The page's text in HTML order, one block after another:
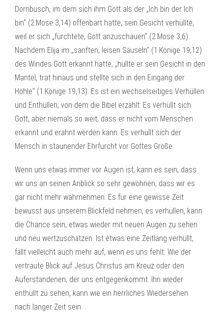
Dornbusch, im dem sich ihm Gott als der „Ich bin der Ich
bin“ (2.Mose 3,14) offenbart hatte, sein Gesicht verhüllte,
weil er sich „fürchtete, Gott anzuschauen“ (2.Mose 3,6).
Nachdem Elija im „sanften, leisen Säuseln“ (1.Könige 19,12)
des Windes Gott erkannt hatte, „hüllte er sein Gesicht in den
Mantel, trat hinaus und stellte sich in den Eingang der
Höhle“ (1.Könige 19,13). Es ist ein wechselseitiges Verhüllen
und Enthüllen, von dem die Bibel erzählt: Es verhüllt sich
Gott, aber niemals so weit, dass er nicht vom Menschen
erkannt und erahnt werden kann. Es verhüllt sich der
Mensch in staunender Ehrfurcht vor Gottes Größe.
Wenn uns etwas immer vor Augen ist, kann es sein, dass
wir uns an seinen Anblick so sehr gewöhnen, dass wir es
gar nicht mehr wahrnehmen. Es für eine gewisse Zeit
bewusst aus unserem Blickfeld nehmen, es verhüllen, kann
die Chance sein, etwas wieder mit neuen Augen zu sehen
und neu wertzuschätzen. Ist etwas eine Zeitlang verhüllt,
fällt vielleicht auch mehr auf, wenn es uns fehlt. Wie der
vertraute Blick auf Jesus Christus am Kreuz oder den
Auferstandenen, der uns entgegenkommt. Ihn wieder
enthüllt zu sehen, kann wie ein herrliches Wiedersehen
nach langer Zeit sein.